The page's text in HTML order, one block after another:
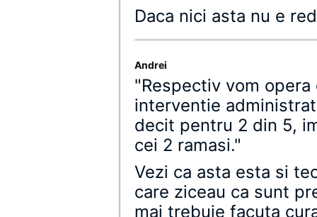
Daca nici asta nu e
Andrei
"Respectiv vom
interventie
decit pentru 2 din 5,
cei 2 ramasi."
Vezi ca asta esta si
care ziceau ca sunt
mai trebuie facuta